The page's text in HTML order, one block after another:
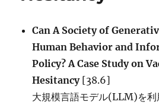
Can A Society of
Human Behavior and
Policy? A Case Study on
Hesitancy [38.6]
大規模言語モデル(LLM)を利